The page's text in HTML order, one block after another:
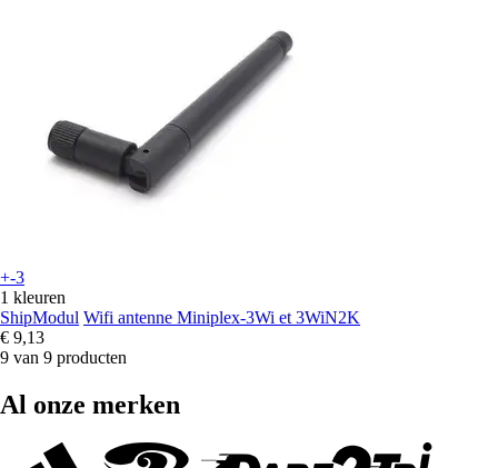
+-3
1 kleuren
ShipModul Wifi antenne Miniplex-3Wi et 3WiN2K
€ 9,13
9 van 9 producten
Al onze merken